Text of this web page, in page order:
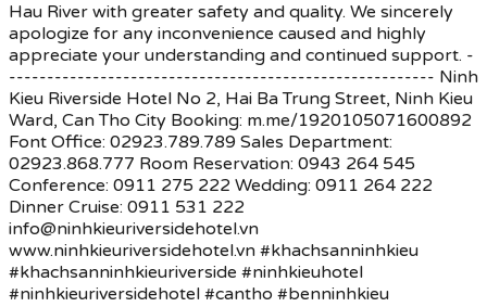
Hau River with greater safety and quality. We sincerely
apologize for any inconvenience caused and highly
appreciate your understanding and continued support. -
-------------------------------------------------------- Ninh
Kieu Riverside Hotel No 2, Hai Ba Trung Street, Ninh Kieu
Ward, Can Tho City Booking: m.me/1920105071600892
Font Office: 02923.789.789 Sales Department:
02923.868.777 Room Reservation: 0943 264 545
Conference: 0911 275 222 Wedding: 0911 264 222
Dinner Cruise: 0911 531 222
info@ninhkieuriversidehotel.vn
www.ninhkieuriversidehotel.vn #khachsanninhkieu
#khachsanninhkieuriverside #ninhkieuhotel
#ninhkieuriversidehotel #cantho #benninhkieu